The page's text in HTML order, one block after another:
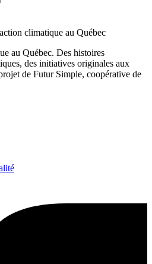
au Québec. Des histoires
des initiatives originales aux
de Futur Simple, coopérative de